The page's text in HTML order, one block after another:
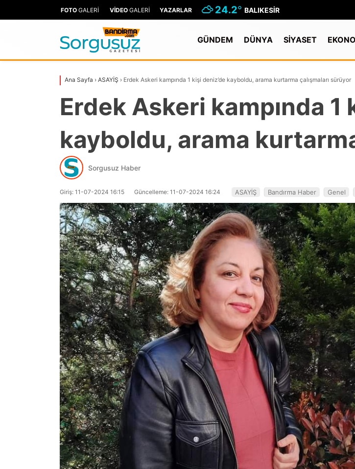
FOTO GALERİ VİDEO GALERİ YAZARLAR 24.2° BALIKESIR
GÜNDEM DÜNYA SİYASET
Ana Sayfa › ASAYİŞ › Erdek Askeri kampında 1 kişi deniz’de kayboldu, arama kurtarma çalışmaları sürüyor
Erdek Askeri kampında 1
kayboldu, arama
Sorgusuz Haber
Giriş: 11-07-2024 16:15 Güncelleme: 11-07-2024 16:24 ASAYİŞ Bandırma Haber Genel